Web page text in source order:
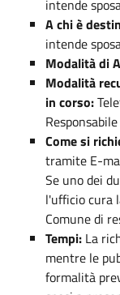
intende
A chi è
intende
Modalità di
Modalità
in corso:
Responsabile
Come si
tramite E-
Se uno dei
l'ufficio cura
Comune di
Tempi: La
mentre le
formalità